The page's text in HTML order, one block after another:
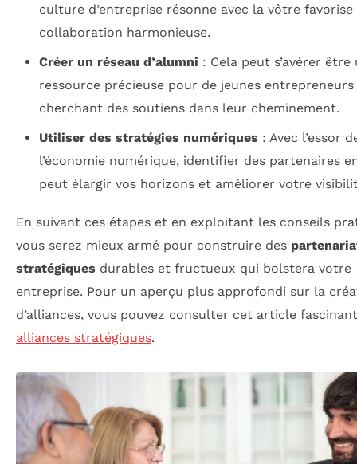
culture d’entreprise résonne avec la vôtre favorise
collaboration harmonieuse.
Créer un réseau d’alumni : Cela peut s’avérer être
ressource précieuse pour de jeunes entrepreneurs
cherchant des soutiens dans leur cheminement.
Utiliser des stratégies numériques : Avec l’essor
l’économie numérique, identifier des partenaires
peut élargir vos horizons et améliorer votre
En suivant ces étapes et en exploitant les conseils
vous serez mieux armé pour construire des
stratégiques durables et fructueux qui bolstera votre
entreprise. Pour un aperçu plus approfondi sur la
d’alliances, vous pouvez consulter cet article
alliances stratégiques.